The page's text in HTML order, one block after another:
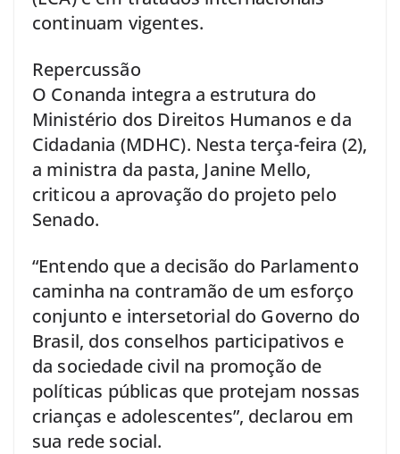
continuam vigentes.
Repercussão
O Conanda integra a estrutura do
Ministério dos Direitos Humanos e da
Cidadania (MDHC). Nesta terça-feira (2),
a ministra da pasta, Janine Mello,
criticou a aprovação do projeto pelo
Senado.
“Entendo que a decisão do Parlamento
caminha na contramão de um esforço
conjunto e intersetorial do Governo do
Brasil, dos conselhos participativos e
da sociedade civil na promoção de
políticas públicas que protejam nossas
crianças e adolescentes”, declarou em
sua rede social.